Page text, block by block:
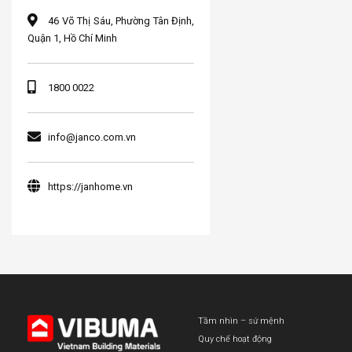
46 Võ Thị Sáu, Phường Tân Định,
Quận 1, Hồ Chí Minh
1800 0022
info@janco.com.vn
https://janhome.vn
Tầm nhìn – sứ mệnh
Quy chế hoạt động